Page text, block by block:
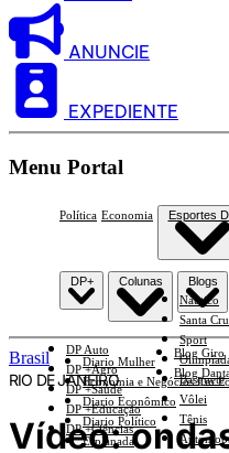
ANUNCIE
EXPEDIENTE
Menu Portal
Política Economia Esportes
Náutico
Santa
Sport
Basquete
Vôlei
Tênis
DP+
DP Auto
DP +Agro
DP +Saúde
DP +Educação
DP +Ciências
Colunas
Diario Mulher
Economia e Negócios Em
Diario Econômico
Diario Político
Esplanada
Blogs
Blog Giro
Blog
Brasil
RIO DE JANEIRO
Vídeo: